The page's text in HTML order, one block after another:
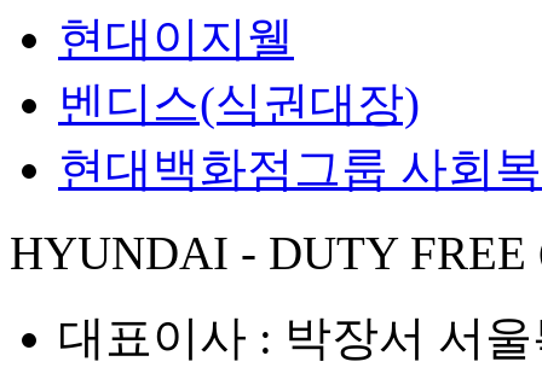
현대이지웰
벤디스(식권대장)
현대백화점그룹 사회
HYUNDAI - DUTY FREE
대표이사 : 박장서 서